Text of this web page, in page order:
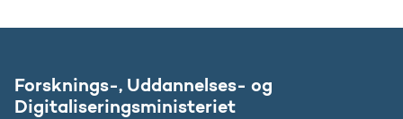
Forsknings-, Uddannelses- og
Digitaliseringsministeriet